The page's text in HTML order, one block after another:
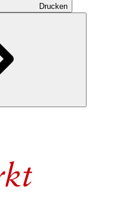
Drucken